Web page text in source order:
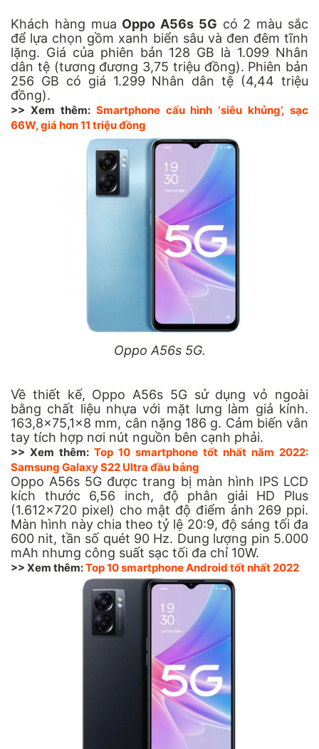
Khách hàng mua Oppo A56s 5G có 2 màu sắc
để lựa chọn gồm xanh biển sâu và đen đêm tĩnh
lặng. Giá của phiên bản 128 GB là 1.099 Nhân
dân tệ (tương đương 3,75 triệu đồng). Phiên bản
256 GB có giá 1.299 Nhân dân tệ (4,44 triệu
đồng).
>> Xem thêm: Smartphone cấu hình ‘siêu khủng’, sạc
66W, giá hơn 11 triệu đồng
Oppo A56s 5G.
Về thiết kế, Oppo A56s 5G sử dụng vỏ ngoài
bằng chất liệu nhựa với mặt lưng làm giả kính.
163,8x75,1x8 mm, cân nặng 186 g. Cảm biến vân
tay tích hợp nơi nút nguồn bên cạnh phải.
>> Xem thêm: Top 10 smartphone tốt nhất năm 2022:
Samsung Galaxy S22 Ultra đầu bảng
Oppo A56s 5G được trang bị màn hình IPS LCD
kích thước 6,56 inch, độ phân giải HD Plus
(1.612x720 pixel) cho mật độ điểm ảnh 269 ppi.
Màn hình này chia theo tỷ lệ 20:9, độ sáng tối đa
600 nit, tần số quét 90 Hz. Dung lượng pin 5.000
mAh nhưng công suất sạc tối đa chỉ 10W.
>> Xem thêm:Top 10 smartphone Android tốt nhất 2022